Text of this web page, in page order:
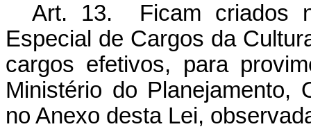
Art. 13. Ficam criados
Especial de Cargos da
cargos efetivos, para
Ministério do Planejamento,
no Anexo desta Lei,